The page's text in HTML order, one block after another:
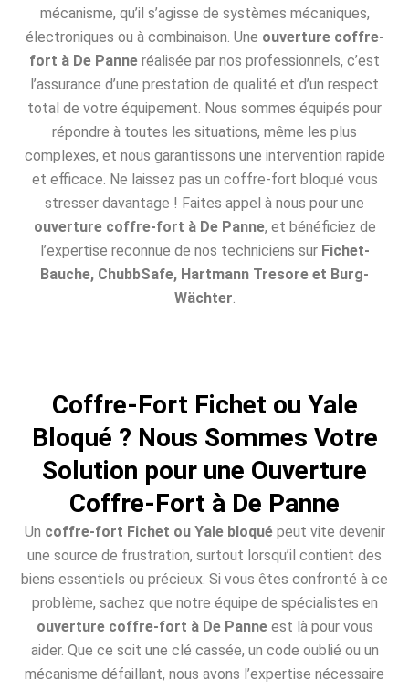
mécanisme, qu’il s’agisse de systèmes mécaniques,
électroniques ou à combinaison. Une ouverture coffre-
fort à De Panne réalisée par nos professionnels, c’est
l’assurance d’une prestation de qualité et d’un respect
total de votre équipement. Nous sommes équipés pour
répondre à toutes les situations, même les plus
complexes, et nous garantissons une intervention rapide
et efficace. Ne laissez pas un coffre-fort bloqué vous
stresser davantage ! Faites appel à nous pour une
ouverture coffre-fort à De Panne, et bénéficiez de
l’expertise reconnue de nos techniciens sur Fichet-
Bauche, ChubbSafe, Hartmann Tresore et Burg-
Wächter.
Coffre-Fort Fichet ou Yale
Bloqué ? Nous Sommes Votre
Solution pour une Ouverture
Coffre-Fort à De Panne
Un coffre-fort Fichet ou Yale bloquépeut vite devenir
une source de frustration, surtout lorsqu’il contient des
biens essentiels ou précieux. Si vous êtes confronté à ce
problème, sachez que notre équipe de spécialistes en
ouverture coffre-fort à De Panneest là pour vous
aider. Que ce soit une clé cassée, un code oublié ou un
mécanisme défaillant, nous avons l’expertise nécessaire